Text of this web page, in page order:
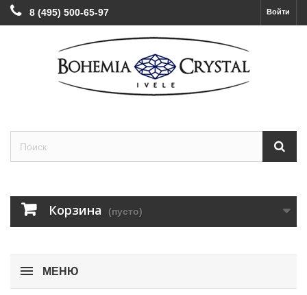
Войти
8 (495) 500-65-97
Корзина (пусто)
МЕНЮ